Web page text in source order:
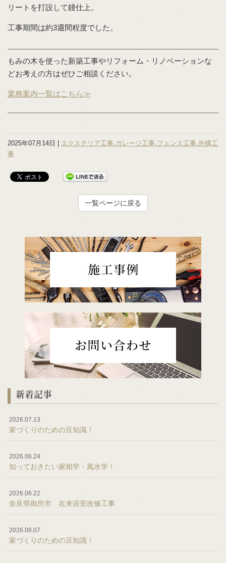
リートを打設して鏝仕上。
工事期間は約3週間程度でした。
もみの木を使った新築工事やリフォーム・リノベーションな
どお考えの方はぜひご相談ください。
業務案内一覧はこちら≫
2025年07月14日 | エクステリア工事,ガレージ工事,フェンス工事,外構工
事
一覧ページに戻る
新着記事
2026.07.13
家づくりのための豆知識！
2026.06.24
知っておきたい家相学・風水学！
2026.06.22
奈良県御所市 在来浴室改修工事
2026.06.07
家づくりのための豆知識！